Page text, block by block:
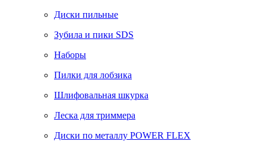
Диски пильные
Зубила и пики SDS
Наборы
Пилки для лобзика
Шлифовальная шкурка
Леска для триммера
Диски по металлу POWER FLEX